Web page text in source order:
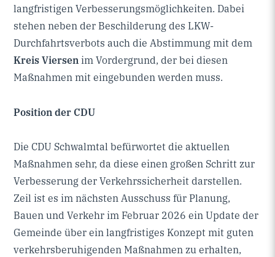
langfristigen Verbesserungsmöglichkeiten. Dabei
stehen neben der Beschilderung des LKW-
Durchfahrtsverbots auch die Abstimmung mit dem
Kreis Viersen im Vordergrund, der bei diesen
Maßnahmen mit eingebunden werden muss.
Position der CDU
Die CDU Schwalmtal befürwortet die aktuellen
Maßnahmen sehr, da diese einen großen Schritt zur
Verbesserung der Verkehrssicherheit darstellen.
Zeil ist es im nächsten Ausschuss für Planung,
Bauen und Verkehr im Februar 2026 ein Update der
Gemeinde über ein langfristiges Konzept mit guten
verkehrsberuhigenden Maßnahmen zu erhalten,